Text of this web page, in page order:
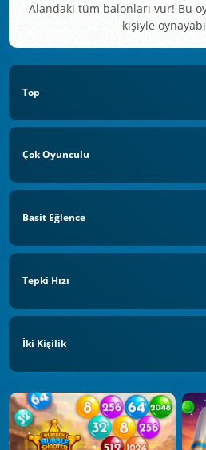
Alandaki tüm balonları vur! Bu
kişiyle
Top
Çok Oyunculu
Basit Eğlence
Tepki Hızı
İki Kişilik